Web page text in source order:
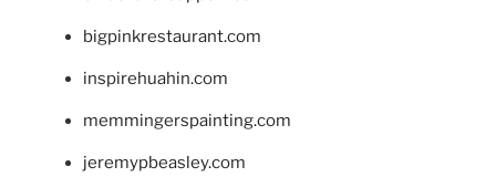
bigpinkrestaurant.com
inspirehuahin.com
memmingerspainting.com
jeremypbeasley.com